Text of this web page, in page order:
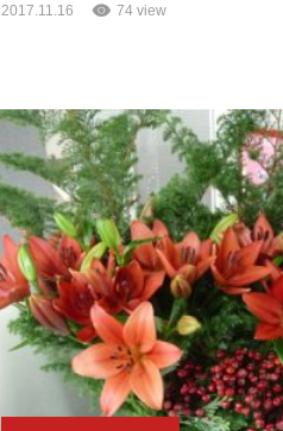
2017.11.16 74 view